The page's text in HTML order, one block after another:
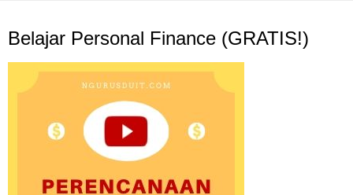
Belajar Personal Finance (GRATIS!)